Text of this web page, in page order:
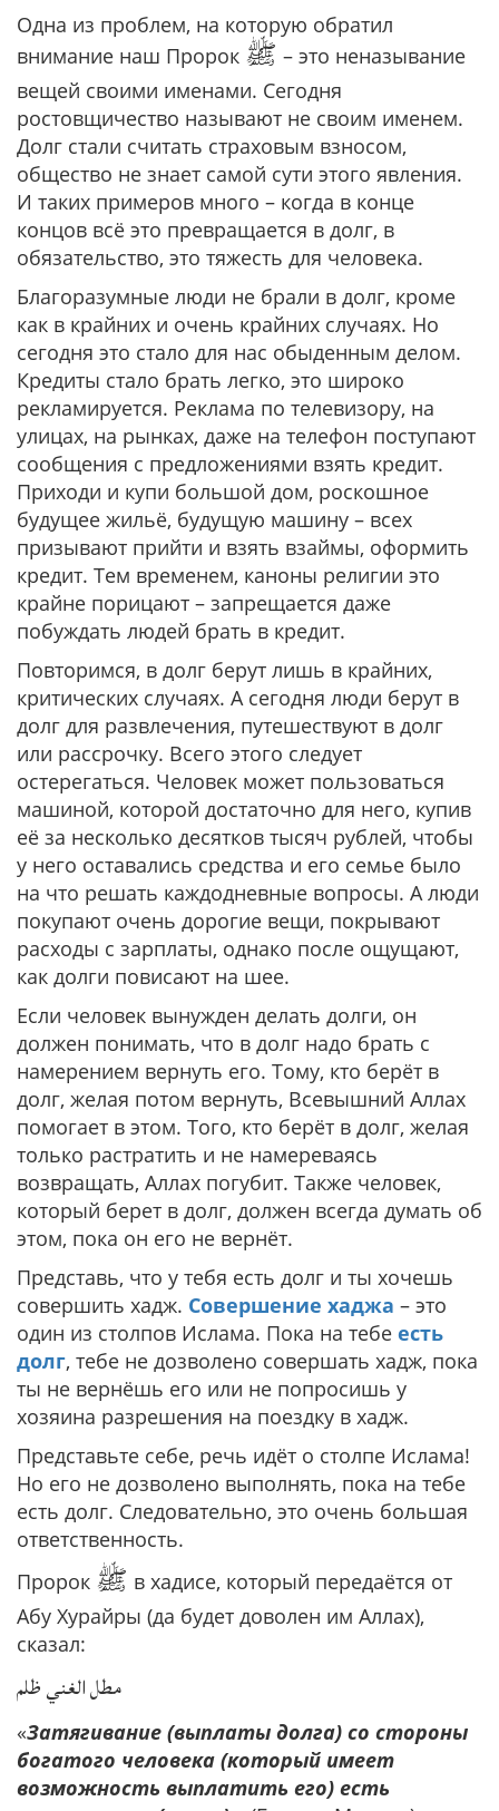
Одна из проблем, на которую обратил
внимание наш Пророк ﷺ – это неназывание
вещей своими именами. Сегодня
ростовщичество называют не своим именем.
Долг стали считать страховым взносом,
общество не знает самой сути этого явления.
И таких примеров много – когда в конце
концов всё это превращается в долг, в
обязательство, это тяжесть для человека.
Благоразумные люди не брали в долг, кроме
как в крайних и очень крайних случаях. Но
сегодня это стало для нас обыденным делом.
Кредиты стало брать легко, это широко
рекламируется. Реклама по телевизору, на
улицах, на рынках, даже на телефон поступают
сообщения с предложениями взять кредит.
Приходи и купи большой дом, роскошное
будущее жильё, будущую машину – всех
призывают прийти и взять взаймы, оформить
кредит. Тем временем, каноны религии это
крайне порицают – запрещается даже
побуждать людей брать в кредит.
Повторимся, в долг берут лишь в крайних,
критических случаях. А сегодня люди берут в
долг для развлечения, путешествуют в долг
или рассрочку. Всего этого следует
остерегаться. Человек может пользоваться
машиной, которой достаточно для него, купив
её за несколько десятков тысяч рублей, чтобы
у него оставались средства и его семье было
на что решать каждодневные вопросы. А люди
покупают очень дорогие вещи, покрывают
расходы с зарплаты, однако после ощущают,
как долги повисают на шее.
Если человек вынужден делать долги, он
должен понимать, что в долг надо брать с
намерением вернуть его. Тому, кто берёт в
долг, желая потом вернуть, Всевышний Аллах
помогает в этом. Того, кто берёт в долг, желая
только растратить и не намереваясь
возвращать, Аллах погубит. Также человек,
который берет в долг, должен всегда думать об
этом, пока он его не вернёт.
Представь, что у тебя есть долг и ты хочешь
совершить хадж. Совершение хаджа – это
один из столпов Ислама. Пока на тебе есть
долг, тебе не дозволено совершать хадж, пока
ты не вернёшь его или не попросишь у
хозяина разрешения на поездку в хадж.
Представьте себе, речь идёт о столпе Ислама!
Но его не дозволено выполнять, пока на тебе
есть долг. Следовательно, это очень большая
ответственность.
Пророк ﷺ в хадисе, который передаётся от
Абу Хурайры (да будет доволен им Аллах),
сказал:
مطل الغني ظلم
«Затягивание (выплаты долга) со стороны
богатого человека (который имеет
возможность выплатить его) есть